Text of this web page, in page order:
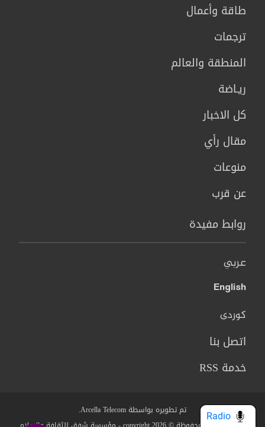
طاقة وأعمال
ترجمات
المنطقة والعالم
ريـاضة
كل الاخبار
مقال رأي
منوعات
عن قرب
روابط مفيدة
عربي
English
کوردی
اتصل بنا
خدمة RSS
تم تطويره بواسطة Arcella Telecom.
Radio